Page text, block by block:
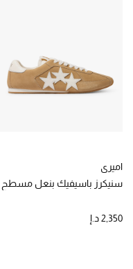
اميري
سنيكرز باسيفيك بنعل مسطح
2,350 د.إ